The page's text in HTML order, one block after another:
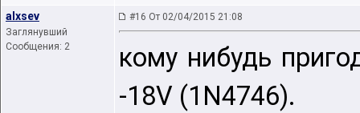
alxsev
Заглянувший
Сообщения: 2
#16 От 02/04/2015 21:08
кому нибудь
-18V (1N4746).